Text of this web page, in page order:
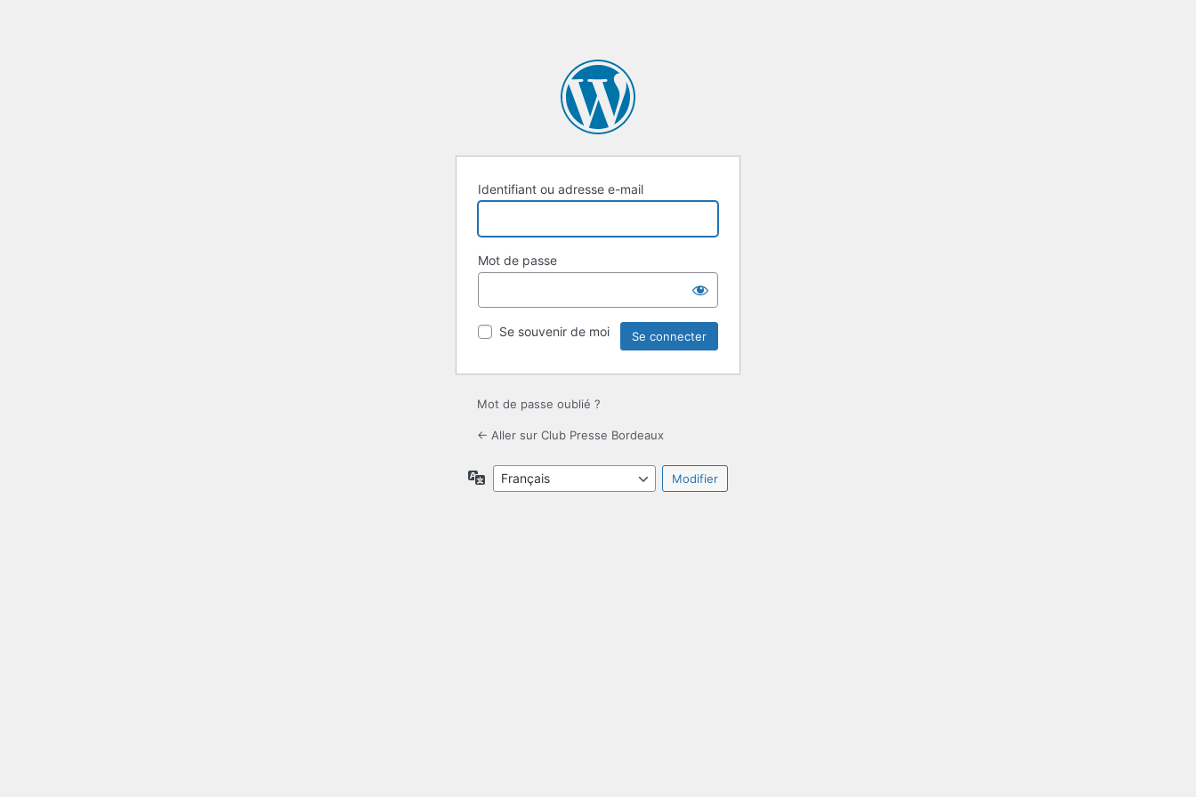
Identifiant ou adresse e-mail
Mot de passe
Se souvenir de moi
Mot de passe oublié ?
← Aller sur Club Presse Bordeaux
Langue